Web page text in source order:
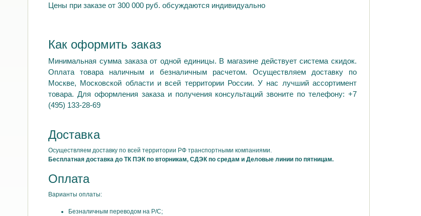
Цены при заказе от 300 000 руб. обсуждаются индивидуально
Как оформить заказ
Минимальная сумма заказа от одной единицы. В магазине действует система скидок.
Оплата товара наличным и безналичным расчетом. Осуществляем доставку по
Москве, Московской области и всей территории России. У нас лучший ассортимент
товара. Для оформления заказа и получения консультаций звоните по телефону: +7
(495) 133-28-69
Доставка
Осуществляем доставку по всей территории РФ транспортными компаниями.
Бесплатная доставка до ТК ПЭК по вторникам, СДЭК по средам и Деловые линии по пятницам.
Оплата
Варианты оплаты:
Безналичным переводом на Р/С;